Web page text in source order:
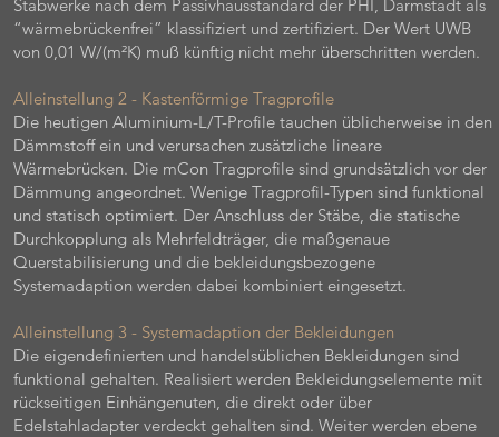
Stabwerke nach dem Passivhausstandard der PHI, Darmstadt als
“wärmebrückenfrei” klassifiziert und zertifiziert. Der Wert UWB
von 0,01 W/(m²K) muß künftig nicht mehr überschritten werden.
Alleinstellung 2 - Kastenförmige Tragprofile
Die heutigen Aluminium-L/T-Profile tauchen üblicherweise in den
Dämmstoff ein und verursachen zusätzliche lineare
Wärmebrücken. Die mCon Tragprofile sind grundsätzlich vor der
Dämmung angeordnet. Wenige Tragprofil-Typen sind funktional
und statisch optimiert. Der Anschluss der Stäbe, die statische
Durchkopplung als Mehrfeldträger, die maßgenaue
Querstabilisierung und die bekleidungsbezogene
Systemadaption werden dabei kombiniert eingesetzt.
Alleinstellung 3 - Systemadaption der Bekleidungen
Die eigendefinierten und handelsüblichen Bekleidungen sind
funktional gehalten. Realisiert werden Bekleidungselemente mit
rückseitigen Einhängenuten, die direkt oder über
Edelstahladapter verdeckt gehalten sind. Weiter werden ebene